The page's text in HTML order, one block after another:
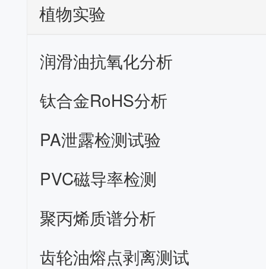
植物实验
润滑油抗氧化分析
钛合金RoHS分析
PA泄露检测试验
PVC磁导率检测
聚丙烯质谱分析
齿轮油熔点剥离测试